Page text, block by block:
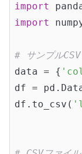
import
import
# サンプル
data = {
df =
df.to_csv(